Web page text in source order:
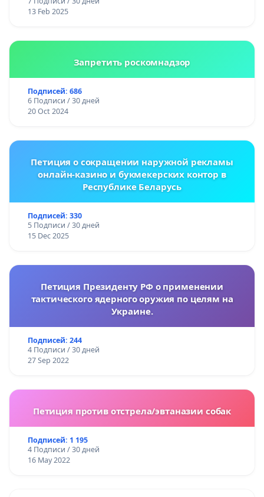
13 Feb 2025
Запретить роскомнадзор
Подписей: 686
6 Подписи / 30 дней
20 Oct 2024
Петиция о сокращении наружной рекламы
онлайн-казино и букмекерских контор в
Республике Беларусь
Подписей: 330
5 Подписи / 30 дней
15 Dec 2025
Петиция Президенту РФ о применении
тактического ядерного оружия по целям на
Украине.
Подписей: 244
4 Подписи / 30 дней
27 Sep 2022
Петиция против отстрела/эвтаназии собак
Подписей: 1 195
4 Подписи / 30 дней
16 May 2022